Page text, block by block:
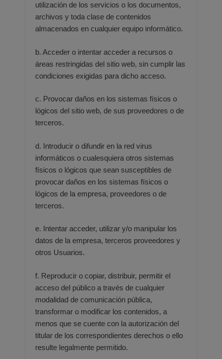
utilización de los servicios o los documentos,
archivos y toda clase de contenidos
almacenados en cualquier equipo informático.
b. Acceder o intentar acceder a recursos o
áreas restringidas del sitio web, sin cumplir las
condiciones exigidas para dicho acceso.
c. Provocar daños en los sistemas físicos o
lógicos del sitio web, de sus proveedores o de
terceros.
d. Introducir o difundir en la red virus
informáticos o cualesquiera otros sistemas
físicos o lógicos que sean susceptibles de
provocar daños en los sistemas físicos o
lógicos de la empresa, proveedores o de
terceros.
e. Intentar acceder, utilizar y/o manipular los
datos de la empresa, terceros proveedores y
otros Usuarios.
f. Reproducir o copiar, distribuir, permitir el
acceso del público a través de cualquier
modalidad de comunicación pública,
transformar o modificar los contenidos, a
menos que se cuente con la autorización del
titular de los correspondientes derechos o ello
resulte legalmente permitido.